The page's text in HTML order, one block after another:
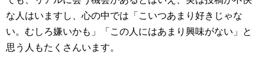
な人はいますし、心の中では「こいつあまり好きじゃな
い。むしろ嫌いかも」「この人にはあまり興味がない」と
思う人もたくさんいます。